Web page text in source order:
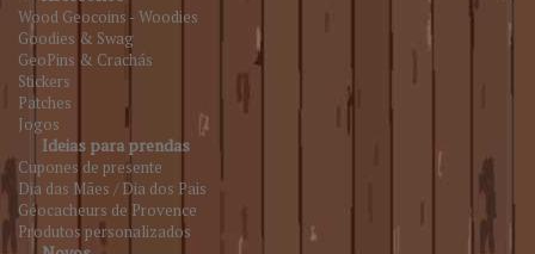
Wood Geocoins - Woodies
Goodies & Swag
GeoPins & Crachás
Stickers
Patches
Jogos
Ideias para prendas
Cupones de presente
Dia das Mães / Dia dos Pais
Géocacheurs de Provence
Produtos personalizados